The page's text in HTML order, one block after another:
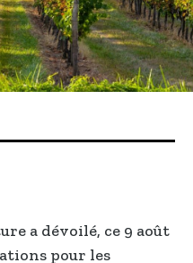
a dévoilé, ce 9 août
pour les